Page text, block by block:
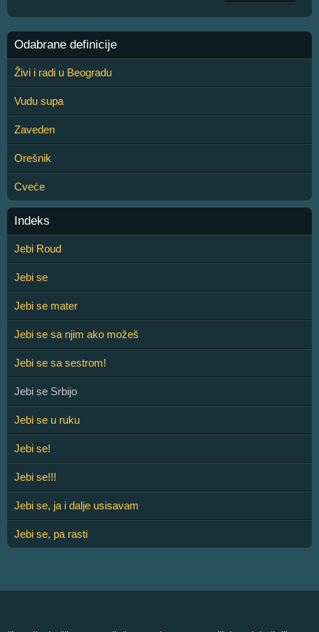
Odabrane definicije
Živi i radi u Beogradu
Vudu supa
Zaveden
Orešnik
Cveće
Indeks
Jebi Roud
Jebi se
Jebi se mater
Jebi se sa njim ako možeš
Jebi se sa sestrom!
Jebi se Srbijo
Jebi se u ruku
Jebi se!
Jebi se!!!
Jebi se, ja i dalje usisavam
Jebi se, pa rasti